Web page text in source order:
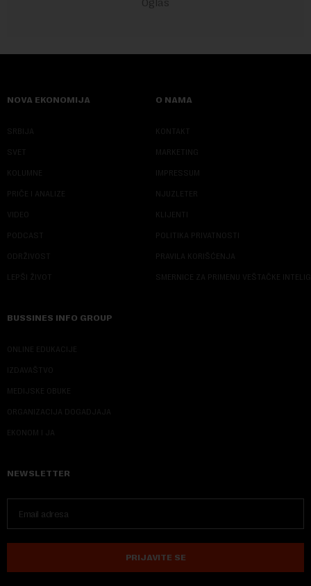
NOVA EKONOMIJA
SRBIJA
SVET
KOLUMNE
PRIČE I ANALIZE
VIDEO
PODCAST
ODRŽIVOST
LEPŠI ŽIVOT
O NAMA
KONTAKT
MARKETING
IMPRESSUM
NJUZLETER
KLIJENTI
POLITIKA PRIVATNOSTI
PRAVILA KORIŠĆENJA
SMERNICE ZA PRIMENU VEŠTAČKE
BUSSINES INFO GROUP
ONLINE EDUKACIJE
IZDAVAŠTVO
MEDIJSKE OBUKE
ORGANIZACIJA DOGADJAJA
EKONOM I JA
NEWSLETTER
PRIJAVITE SE